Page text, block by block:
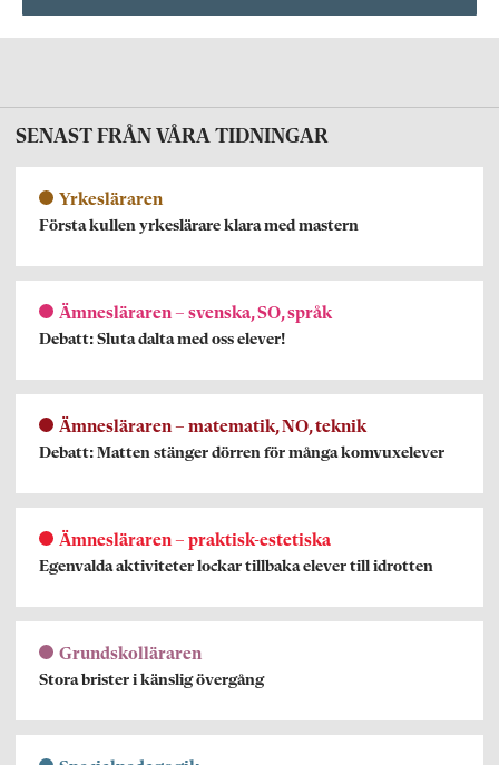
SENAST FRÅN VÅRA TIDNINGAR
Yrkesläraren
Första kullen yrkeslärare klara med mastern
Ämnesläraren – svenska, SO, språk
Debatt: Sluta dalta med oss elever!
Ämnesläraren – matematik, NO, teknik
Debatt: Matten stänger dörren för många komvuxelever
Ämnesläraren – praktisk-estetiska
Egenvalda aktiviteter lockar tillbaka elever till idrotten
Grundskolläraren
Stora brister i känslig övergång